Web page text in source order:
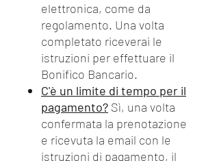
elettronica, come da
regolamento. Una volta
completato riceverai le
istruzioni per effettuare il
Bonifico Bancario.
C'è un limite di tempo per il
pagamento? Sì, una volta
confermata la prenotazione
e ricevuta la email con le
istruzioni di pagamento, il